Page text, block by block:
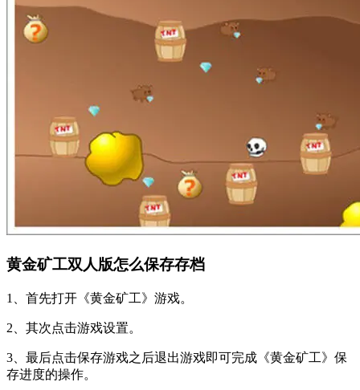
黄金矿工双人版怎么保存存档
1、首先打开《黄金矿工》游戏。
2、其次点击游戏设置。
3、最后点击保存游戏之后退出游戏即可完成《黄金矿工》保
存进度的操作。